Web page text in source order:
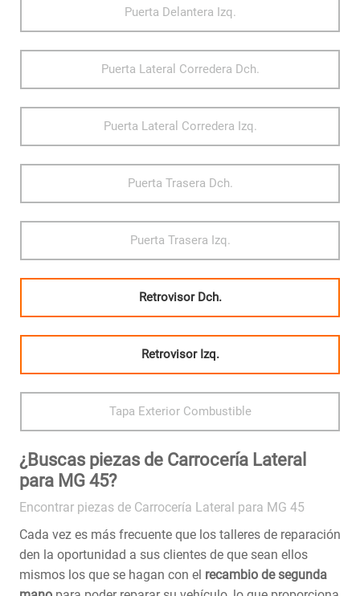
Puerta Delantera Izq.
Puerta Lateral Corredera Dch.
Puerta Lateral Corredera Izq.
Puerta Trasera Dch.
Puerta Trasera Izq.
Retrovisor Dch.
Retrovisor Izq.
Tapa Exterior Combustible
¿Buscas piezas de Carrocería Lateral
para MG 45?
Encontrar piezas de Carrocería Lateral para MG 45
Cada vez es más frecuente que los talleres de reparación
den la oportunidad a sus clientes de que sean ellos
mismos los que se hagan con el recambio de segunda